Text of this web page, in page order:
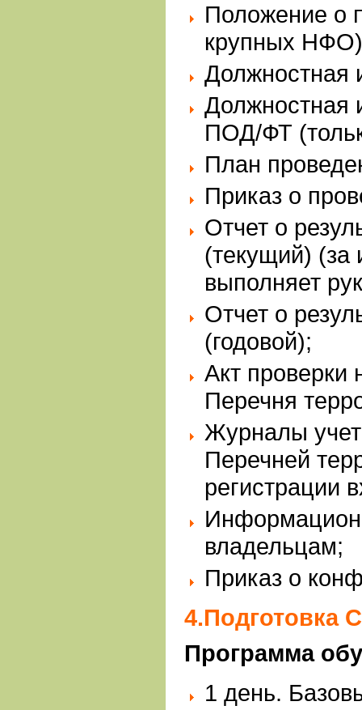
Положение о
крупных
Должностная
Должностная
ПОД/ФТ
План
Приказ о
Отчет о
(текущий)
выполняет
Отчет о
(годовой);
Акт проверки
Перечня
Журналы
Перечней
регистрации
владельцам;
Приказ о
4.Подготовка
Программа
1 день.